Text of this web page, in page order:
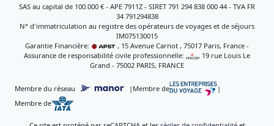
SAS au capital de 100.000 € - APE 7911Z - SIRET 791 294 838 000 44 - TVA FR
34 791294838
N° d'immatriculation au registre des opérateurs de voyages et de séjours
IM075130015
Garantie Financière:
, 15 Avenue Carnot , 75017 Paris, France -
Assurance de responsabilité civile professionnelle:
, 19 rue Louis Le
Grand - 75002 PARIS, FRANCE
Membre du réseau | Membre de
|
Membre de